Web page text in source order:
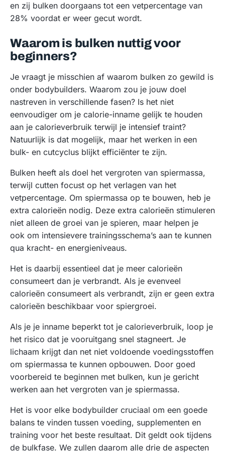
en zij bulken doorgaans tot een vetpercentage van
28% voordat er weer gecut wordt.
Waarom is bulken nuttig voor
beginners?
Je vraagt je misschien af waarom bulken zo gewild is
onder bodybuilders. Waarom zou je jouw doel
nastreven in verschillende fasen? Is het niet
eenvoudiger om je calorie-inname gelijk te houden
aan je calorieverbruik terwijl je intensief traint?
Natuurlijk is dat mogelijk, maar het werken in een
bulk- en cutcyclus blijkt efficiënter te zijn.
Bulken heeft als doel het vergroten van spiermassa,
terwijl cutten focust op het verlagen van het
vetpercentage. Om spiermassa op te bouwen, heb je
extra calorieën nodig. Deze extra calorieën stimuleren
niet alleen de groei van je spieren, maar helpen je
ook om intensievere trainingsschema’s aan te kunnen
qua kracht- en energieniveaus.
Het is daarbij essentieel dat je meer calorieën
consumeert dan je verbrandt. Als je evenveel
calorieën consumeert als verbrandt, zijn er geen extra
calorieën beschikbaar voor spiergroei.
Als je je inname beperkt tot je calorieverbruik, loop je
het risico dat je vooruitgang snel stagneert. Je
lichaam krijgt dan net niet voldoende voedingsstoffen
om spiermassa te kunnen opbouwen. Door goed
voorbereid te beginnen met bulken, kun je gericht
werken aan het vergroten van je spiermassa.
Het is voor elke bodybuilder cruciaal om een goede
balans te vinden tussen voeding, supplementen en
training voor het beste resultaat. Dit geldt ook tijdens
de bulkfase. We zullen daarom alle drie de aspecten